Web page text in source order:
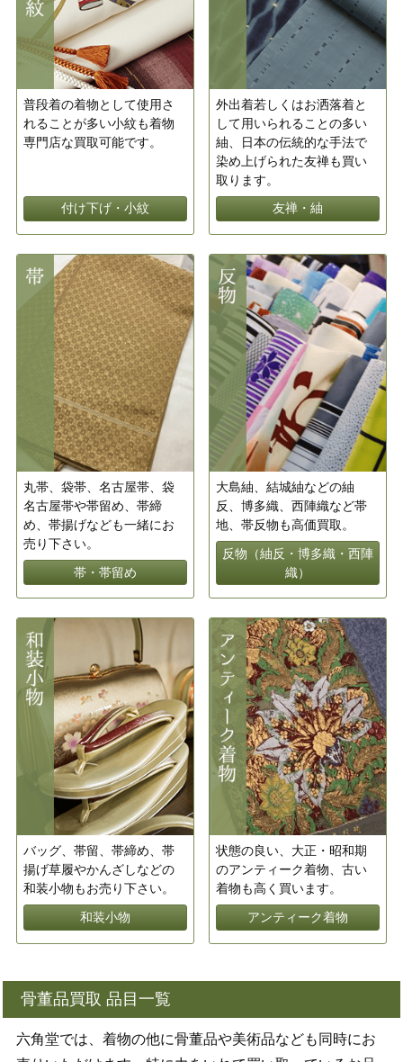
普段着の着物として使用さ
れることが多い小紋も着物
専門店な買取可能です。
付け下げ・小紋
外出着若しくはお洒落着と
して用いられることの多い
紬、日本の伝統的な手法で
染め上げられた友禅も買い
取ります。
友禅・紬
丸帯、袋帯、名古屋帯、袋
名古屋帯や帯留め、帯締
め、帯揚げなども一緒にお
売り下さい。
帯・帯留め
大島紬、結城紬などの紬
反、博多織、西陣織など帯
地、帯反物も高価買取。
反物（紬反・博多織・西陣
織）
バッグ、帯留、帯締め、帯
揚げ草履やかんざしなどの
和装小物もお売り下さい。
和装小物
状態の良い、大正・昭和期
のアンティーク着物、古い
着物も高く買います。
アンティーク着物
骨董品買取 品目一覧
六角堂では、着物の他に骨董品や美術品なども同時にお